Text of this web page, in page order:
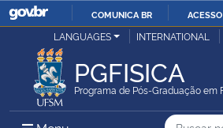
IR
O
COMUNICA BR
Ministério da Justiça e Segurança Pública
Ministério da Defesa
LANGUAGES INTERNATIONAL
PGFISICA
Programa de Pós-Graduação em
Busca: